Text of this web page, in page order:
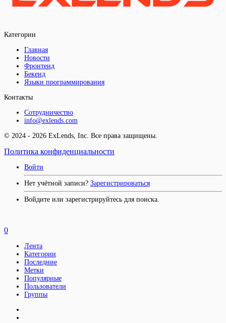
Категории
Главная
Новости
Фронтенд
Бекенд
Языки программирования
Контакты
Сотрудничество
info@exlends.com
© 2024 - 2026 ExLends, Inc. Все права защищены.
Политика конфиденциальности
Войти
Нет учётной записи? Зарегистрироваться
Войдите или зарегистрируйтесь для поиска.
0
Лента
Категории
Последние
Метки
Популярные
Пользователи
Группы